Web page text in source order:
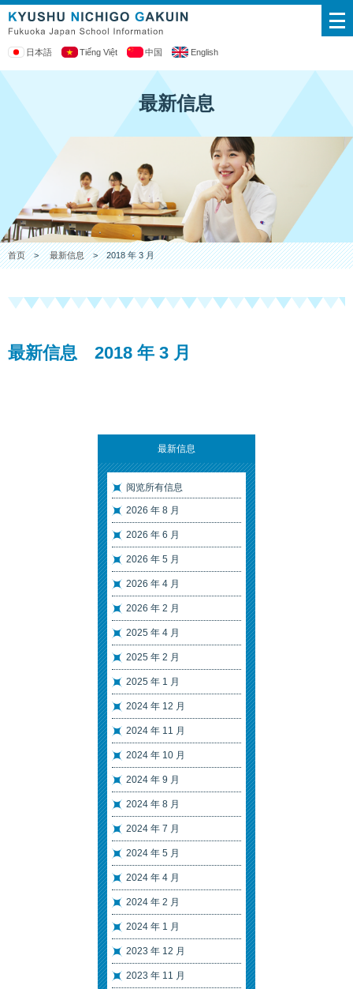
日本語 Tiếng Việt 中国 English
最新信息
首页>最新信息> 2018 年 3 月
最新信息
阅览所有信息
2026 年 8 月
2026 年 6 月
2026 年 5 月
2026 年 4 月
2026 年 2 月
2025 年 4 月
2025 年 2 月
2025 年 1 月
2024 年 12 月
2024 年 11 月
2024 年 10 月
2024 年 9 月
2024 年 8 月
2024 年 7 月
2024 年 5 月
2024 年 4 月
2024 年 2 月
2024 年 1 月
2023 年 12 月
2023 年 11 月
最新信息 2018 年 3 月